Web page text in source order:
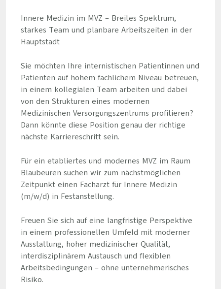
Innere Medizin im MVZ – Breites Spektrum,
starkes Team und planbare Arbeitszeiten in der
Hauptstadt
Sie möchten Ihre internistischen Patientinnen und
Patienten auf hohem fachlichem Niveau betreuen,
in einem kollegialen Team arbeiten und dabei
von den Strukturen eines modernen
Medizinischen Versorgungszentrums profitieren?
Dann könnte diese Position genau der richtige
nächste Karriereschritt sein.
Für ein etabliertes und modernes MVZ im Raum
Blaubeuren suchen wir zum nächstmöglichen
Zeitpunkt einen Facharzt für Innere Medizin
(m/w/d) in Festanstellung.
Freuen Sie sich auf eine langfristige Perspektive
in einem professionellen Umfeld mit moderner
Ausstattung, hoher medizinischer Qualität,
interdisziplinärem Austausch und flexiblen
Arbeitsbedingungen – ohne unternehmerisches
Risiko.